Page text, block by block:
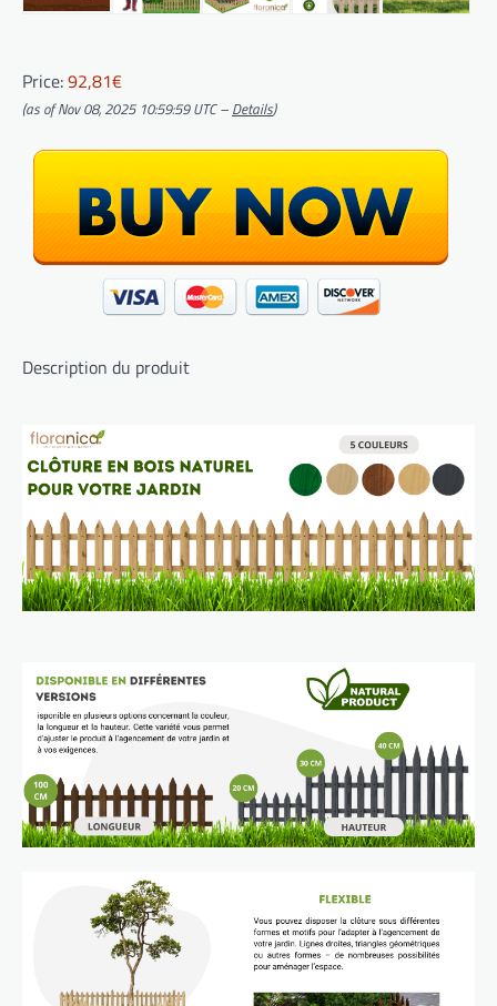
Price:92,81€
(as of Nov 08, 2025 10:59:59 UTC – Details)
Description du produit